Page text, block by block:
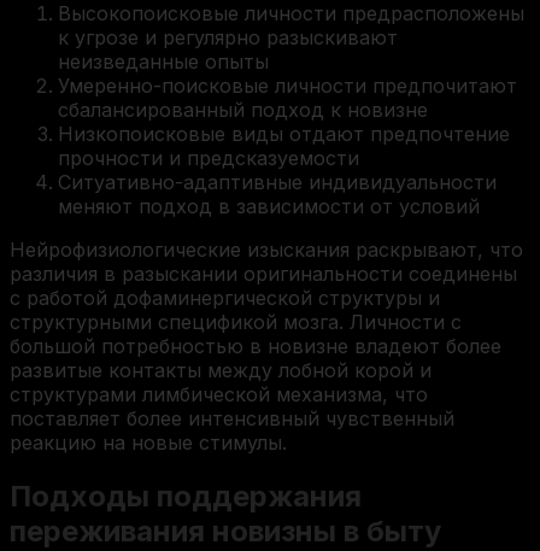
Высокопоисковые личности предрасположены
к угрозе и регулярно разыскивают
неизведанные опыты
Умеренно-поисковые личности предпочитают
сбалансированный подход к новизне
Низкопоисковые виды отдают предпочтение
прочности и предсказуемости
Ситуативно-адаптивные индивидуальности
меняют подход в зависимости от условий
Нейрофизиологические изыскания раскрывают, что
различия в разыскании оригинальности соединены
с работой дофаминергической структуры и
структурными спецификой мозга. Личности с
большой потребностью в новизне владеют более
развитые контакты между лобной корой и
структурами лимбической механизма, что
поставляет более интенсивный чувственный
реакцию на новые стимулы.
Подходы поддержания
переживания новизны в быту